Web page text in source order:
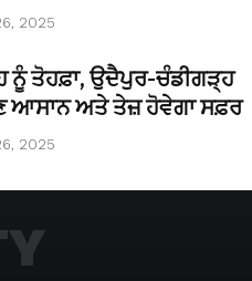
2025
ਨੂੰ ਤੋਹਫ਼ਾ, ਉਦੈਪੁਰ-ਚੰਡੀਗੜ੍ਹ
ਆਸਾਨ ਅਤੇ ਤੇਜ਼ ਹੋਵੇਗਾ ਸਫ਼ਰ
2025